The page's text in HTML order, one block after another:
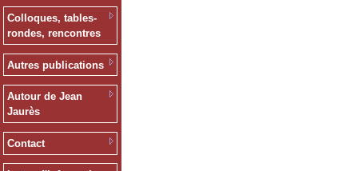
Colloques, tables-
rondes, rencontres
Autres publications
Autour de Jean
Jaurès
Contact